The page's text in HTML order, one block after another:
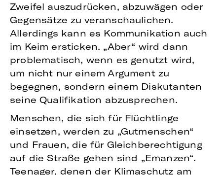
Zweifel auszudrücken, abzuwägen oder
Gegensätze zu veranschaulichen.
Allerdings kann es Kommunikation auch
im Keim ersticken. „Aber“ wird dann
problematisch, wenn es genutzt wird,
um nicht nur einem Argument zu
begegnen, sondern einem Diskutanten
seine Qualifikation abzusprechen.
Menschen, die sich für Flüchtlinge
einsetzen, werden zu „Gutmenschen“
und Frauen, die für Gleichberechtigung
auf die Straße gehen sind „Emanzen“.
Teenager, denen der Klimaschutz am